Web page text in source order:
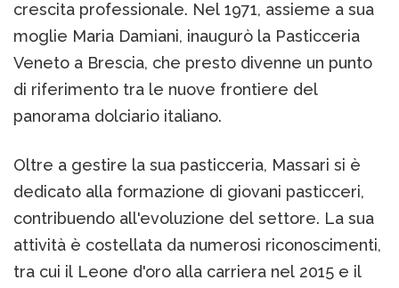
crescita professionale. Nel 1971, assieme a sua
moglie Maria Damiani, inaugurò la Pasticceria
Veneto a Brescia, che presto divenne un punto
di riferimento tra le nuove frontiere del
panorama dolciario italiano.
Oltre a gestire la sua pasticceria, Massari si è
dedicato alla formazione di giovani pasticceri,
contribuendo all'evoluzione del settore. La sua
attività è costellata da numerosi riconoscimenti,
tra cui il Leone d'oro alla carriera nel 2015 e il